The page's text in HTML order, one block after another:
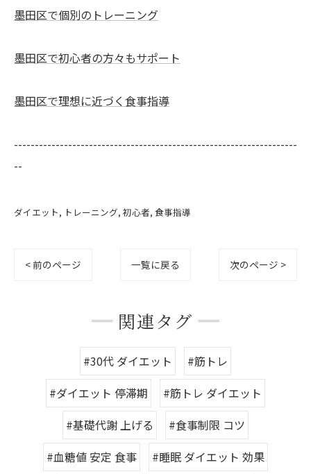
墨田区で個別のトレーニング
墨田区で初心者の方々もサポート
墨田区で理想に近づく食事指導
--------------------------------------------------------------------
--
ダイエット トレーニング 初心者 食事指導
< 前のページ 一覧に戻る 次のページ >
関連タグ
#30代 ダイエット
#筋トレ
#ダイエット 停滞期
#筋トレ ダイエット
#基礎代謝 上げる
#食事制限 コツ
#血糖値 安定 食事
#睡眠 ダイエット 効果